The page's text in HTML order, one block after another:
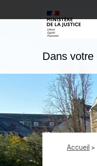
Dans votre
Fil
Accueil